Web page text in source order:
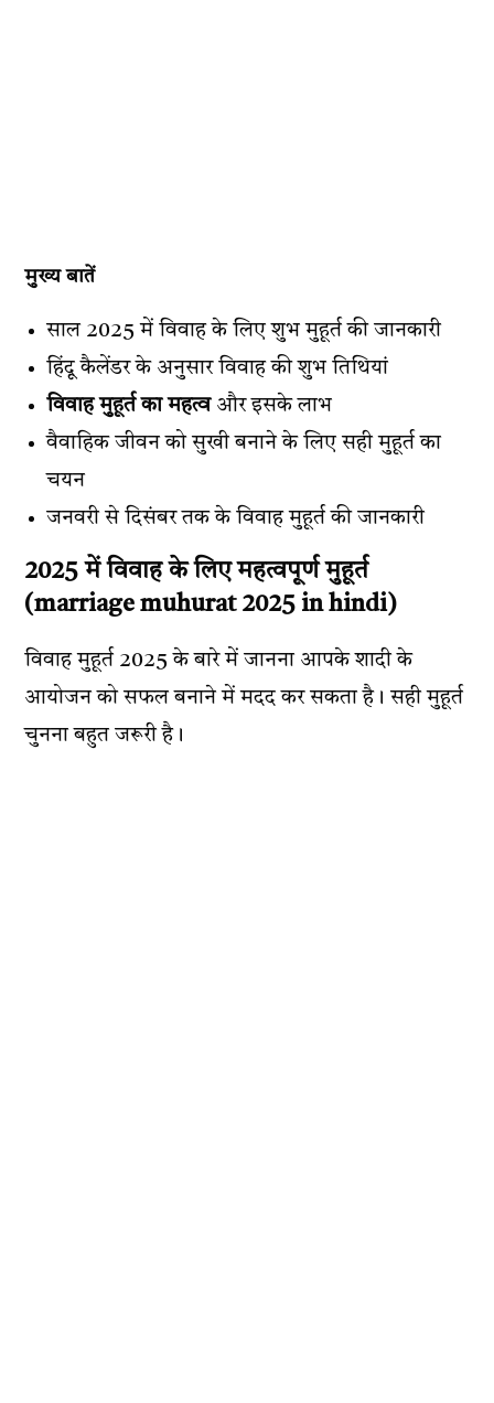
मुख्य बातें
साल 2025 में विवाह के लिए शुभ मुहूर्त की जानकारी
हिंदू कैलेंडर के अनुसार विवाह की शुभ तिथियां
विवाह मुहूर्त का महत्वऔर इसके लाभ
वैवाहिक जीवन को सुखी बनाने के लिए सही मुहूर्त का
चयन
जनवरी से दिसंबर तक के विवाह मुहूर्त की जानकारी
2025 में विवाह के लिए महत्वपूर्ण मुहूर्त
(marriage muhurat 2025 in hindi)
विवाह मुहूर्त 2025 के बारे में जानना आपके शादी के
आयोजन को सफल बनाने में मदद कर सकता है। सही मुहूर्त
चुनना बहुत जरूरी है।